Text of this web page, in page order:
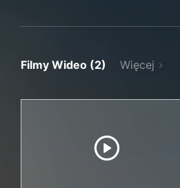
Filmy Wideo (2) Więcej